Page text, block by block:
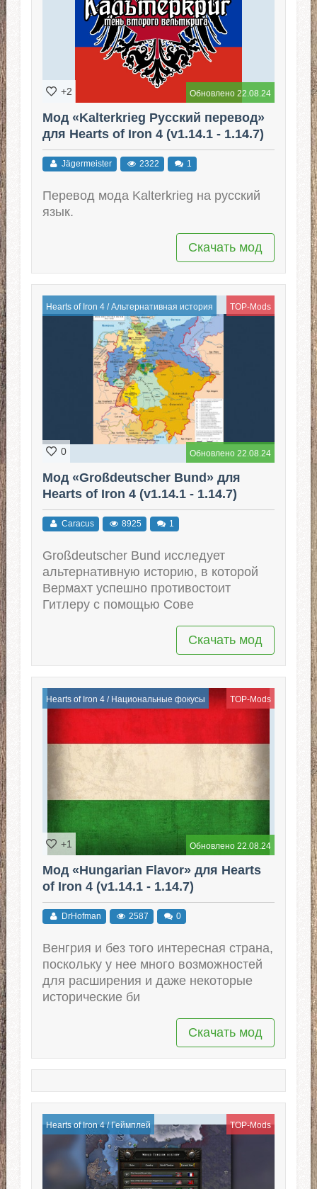
Обновлено 22.08.24
+2
Мод «Kalterkrieg Русский перевод»
для Hearts of Iron 4 (v1.14.1 - 1.14.7)
Jägermeister 2322 1
Перевод мода Kalterkrieg на русский
язык.
Скачать мод
Hearts of Iron 4/Альтернативная история TOP-Mods
Обновлено 22.08.24
0
Мод «Großdeutscher Bund» для
Hearts of Iron 4 (v1.14.1 - 1.14.7)
Caracus 8925 1
Großdeutscher Bund исследует
альтернативную историю, в которой
Вермахт успешно противостоит
Гитлеру с помощью Сове
Скачать мод
Hearts of Iron 4/ Национальные фокусы TOP-Mods
Обновлено 22.08.24
+1
Мод «Hungarian Flavor» для Hearts
of Iron 4 (v1.14.1 - 1.14.7)
DrHofman 2587 0
Венгрия и без того интересная страна,
поскольку у нее много возможностей
для расширения и даже некоторые
исторические би
Скачать мод
Hearts of Iron 4/Геймплей TOP-Mods